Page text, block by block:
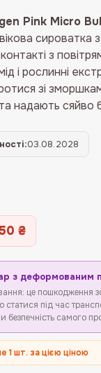
₴.
Pink Micro
сироватка
з
і рослинні
зі
надають сяйво
03.08.2028
₴
з деформованим
це пошкодження
статися під час
безпечність самого
1 шт. за цією ціною